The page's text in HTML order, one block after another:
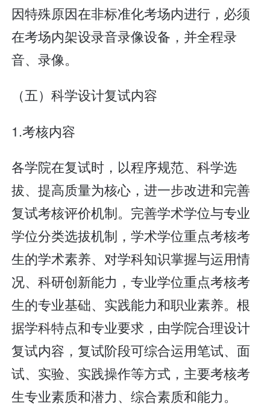
因特殊原因在非标准化考场内进行，必须
在考场内架设录音录像设备，并全程录
音、录像。
（五）科学设计复试内容
1.考核内容
各学院在复试时，以程序规范、科学选
拔、提高质量为核心，进一步改进和完善
复试考核评价机制。完善学术学位与专业
学位分类选拔机制，学术学位重点考核考
生的学术素养、对学科知识掌握与运用情
况、科研创新能力，专业学位重点考核考
生的专业基础、实践能力和职业素养。根
据学科特点和专业要求，由学院合理设计
复试内容，复试阶段可综合运用笔试、面
试、实验、实践操作等方式，主要考核考
生专业素质和潜力、综合素质和能力。